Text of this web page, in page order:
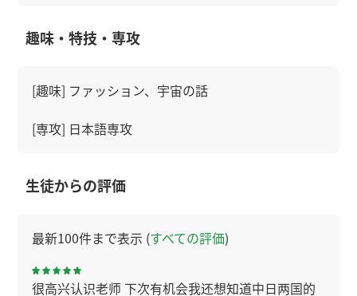
趣味・特技・専攻
[趣味] ファッション、宇宙の話
[専攻] 日本語専攻
生徒からの評価
最新100件まで表示 (すべての評価)
很高兴认识老师 下次有机会我还想知道中日两国的